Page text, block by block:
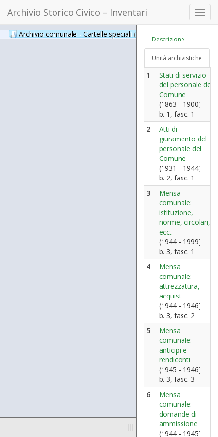
Archivio Storico Civico – Inventari
Archivio comunale - Cartelle speciali (397)
|||
Descrizione
Unità archivistiche
1
Stati di servizio
del personale del
Comune
(1863 - 1900)
b. 1, fasc. 1
2
Atti di
giuramento del
personale del
Comune
(1931 - 1944)
b. 2, fasc. 1
3
Mensa
comunale:
istituzione,
norme, circolari,
ecc..
(1944 - 1999)
b. 3, fasc. 1
4
Mensa
comunale:
attrezzatura,
acquisti
(1944 - 1946)
b. 3, fasc. 2
5
Mensa
comunale:
anticipi e
rendiconti
(1945 - 1946)
b. 3, fasc. 3
6
Mensa
comunale:
domande di
ammissione
(1944 - 1945)